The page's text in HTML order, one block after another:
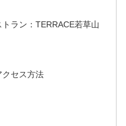
ラン：TERRACE若草山
クセス方法